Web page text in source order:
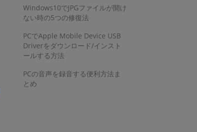
Windows10でJPGファイルが開け
ない時の5つの修復法
PCでApple Mobile Device USB
Driverをダウンロード/インスト
ールする方法
PCの音声を録音する便利方法ま
とめ